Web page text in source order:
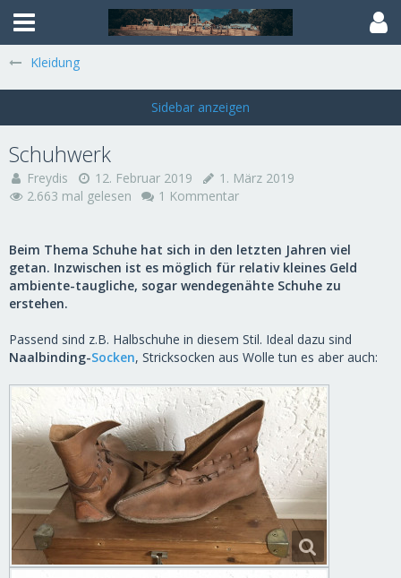
Kleidung
Schuhwerk
Freydis 12. Februar 2019
1. März 2019
2.663 mal gelesen
1 Kommentar
Beim Thema Schuhe hat sich in den letzten Jahren viel
getan. Inzwischen ist es möglich für relativ kleines Geld
ambiente-taugliche, sogar wendegenähte Schuhe zu
erstehen.
Passend sind z.B. Halbschuhe in diesem Stil. Ideal dazu sind
Naalbinding-Socken, Stricksocken aus Wolle tun es aber auch: